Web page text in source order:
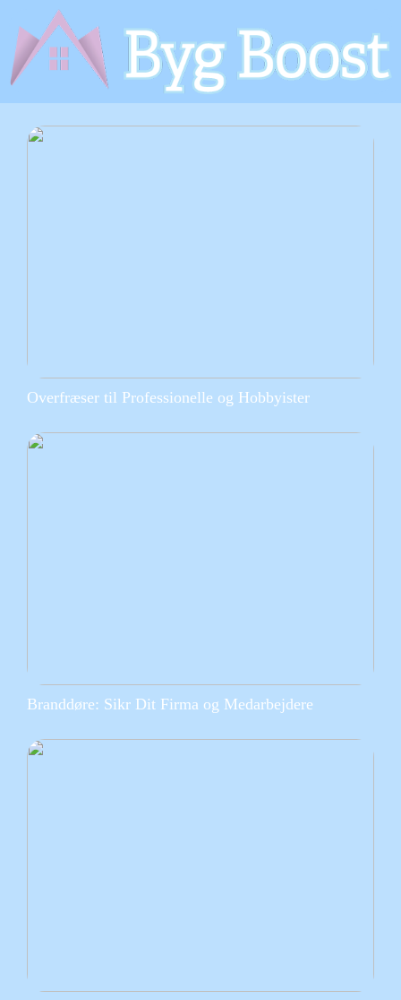
Overfræser til Professionelle og Hobbyister
Branddøre: Sikr Dit Firma og Medarbejdere